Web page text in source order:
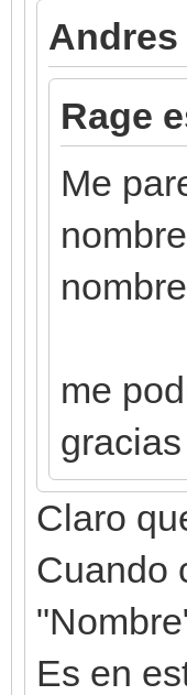
Andres
Rage
Me
me
Claro
Cuando
Es en